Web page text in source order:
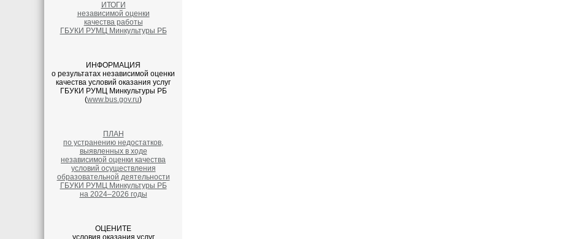
ИТОГИ
независимой оценки
качества работы
ГБУКИ РУМЦ Минкультуры РБ
ИНФОРМАЦИЯ
о результатах независимой оценки
качества условий оказания услуг
ГБУКИ РУМЦ Минкультуры РБ
(www.bus.gov.ru)
ПЛАН
по устранению недостатков,
выявленных в ходе
независимой оценки качества
условий осуществления
образовательной деятельности
ГБУКИ РУМЦ Минкультуры РБ
на 2024–2026 годы
ОЦЕНИТЕ
условия оказания услуг